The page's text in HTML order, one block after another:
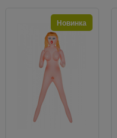
Новинка